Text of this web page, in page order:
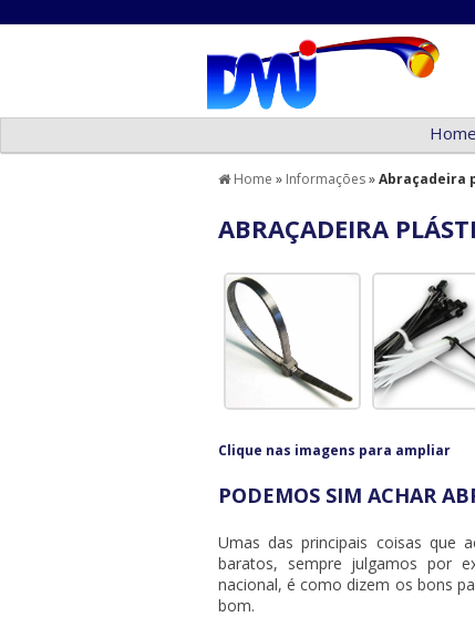
Home
Home » Informações»Abraçadeira
ABRAÇADEIRA
Clique nas imagens para ampliar
PODEMOS SIM ACHAR
Umas das principais coisas que
baratos, sempre julgamos por
nacional, é como dizem os bons
bom.